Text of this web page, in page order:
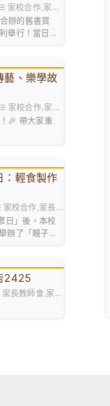
辦的舊書買
舉行！當日禮
藝、樂學故
🎉 帶大家重
：輕食製作
日」後，本校
辦了「親子重
正向溝通。
2425